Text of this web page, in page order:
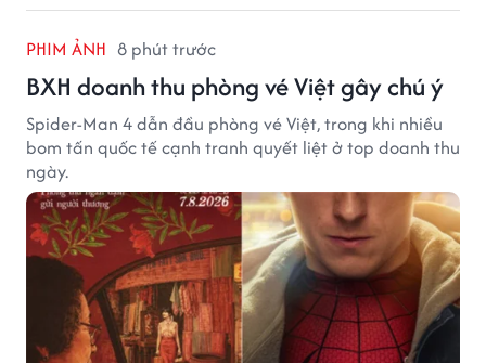
PHIM ẢNH 8 phút trước
BXH doanh thu phòng vé Việt gây chú ý
Spider-Man 4 dẫn đầu phòng vé Việt, trong khi nhiều
bom tấn quốc tế cạnh tranh quyết liệt ở top doanh thu
ngày.